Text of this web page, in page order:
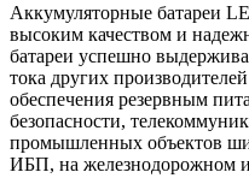
Аккумуляторные батареи
высоким качеством и
батареи успешно
тока других
обеспечения резервным
безопасности,
промышленных объектов
ИБП, на железнодорожном